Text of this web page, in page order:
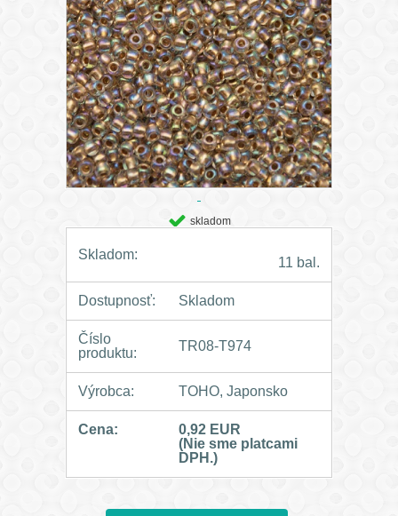
skladom
Skladom:
11 bal.
Dostupnosť: Skladom
Číslo
produktu:
TR08-T974
Výrobca: TOHO, Japonsko
Cena:
0,92 EUR
(Nie sme platcami
DPH.)